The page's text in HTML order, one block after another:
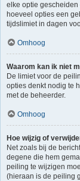
elke optie
hoeveel opties een
tijdslimiet in dagen
Omhoog
Waarom kan ik niet
De limiet voor de
opties denkt nodig te
met de beheerder.
Omhoog
Hoe wijzig of
Net zoals bij de
degene die hem
peiling te wijzigen
(hieraan is de peiling